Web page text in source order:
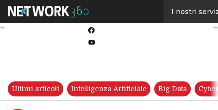
I nostri
Ultimi articoli Intelligenza Artificiale Big Data